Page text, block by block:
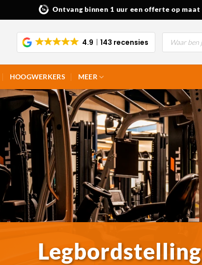
Ontvang binnen 1 uur een offerte op maat
4.9 143 recensies
Producten
zoeken
HOOGWERKERS MEER
Legbordstelling